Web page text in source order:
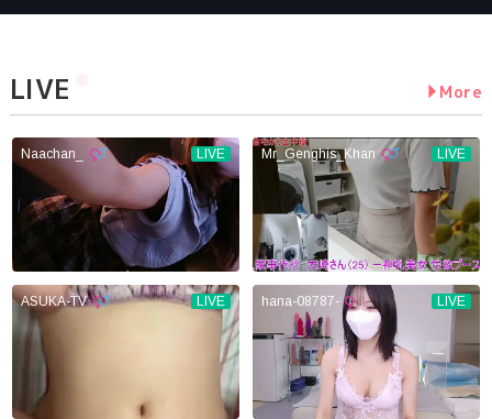
LIVE More